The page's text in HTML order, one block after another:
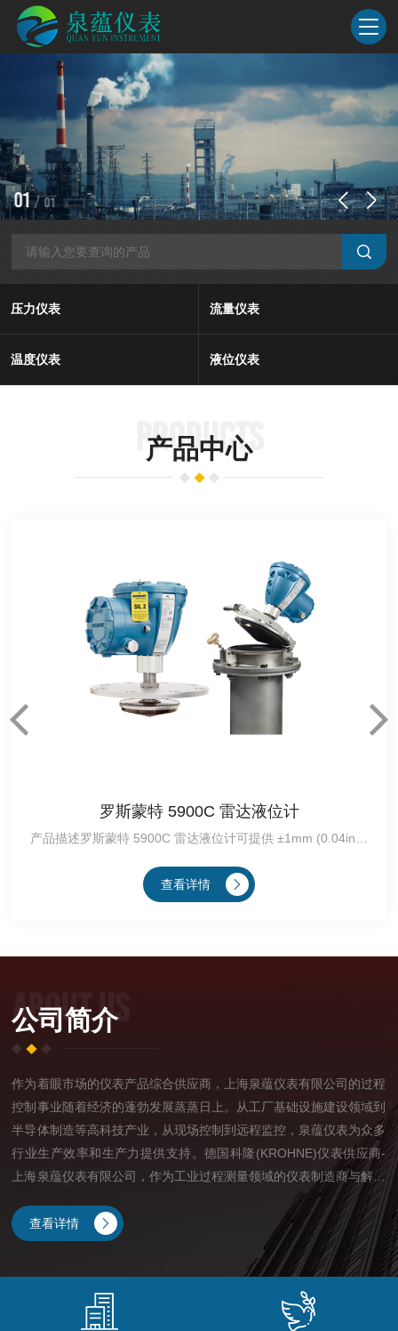
1/ 1
压力仪表 流量仪表
温度仪表 液位仪表
PRODUCTS
产品中心
罗斯蒙特 5900C 雷达液位计
查看详情
ABOUT US
公司简介
作为着眼市场的仪表产品综合供应商，上海泉蕴仪表有限公司的过程
控制事业随着经济的蓬勃发展蒸蒸日上。从工厂基础设施建设领域到
半导体制造等高科技产业，从现场控制到远程监控，泉蕴仪表为众多
行业生产效率和生产力提供支持。德国科隆(KROHNE)仪表供应商-
上海泉蕴仪表有限公司，作为工业过程测量领域的仪表制造商与解决
方案提供商，公司可提供测量仪器包括电磁流量计、质量流量计、转
子流量计、涡街流量计、超声波流量计、雷达物位计、温度仪、压力
变送器、过程分析仪表、pH计/ORP计电极等，泉蕴仪表致力于为自
动化提供较好的仪表及解决方案。随着业务量的增长，泉蕴在工业过
程电极及实验室仪表方面也渐渐展露荷角，与瑞士博纳图...
查看详情